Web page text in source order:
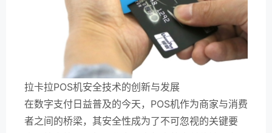
拉卡拉POS机安全技术的创新与发展
在数字支付日益普及的今天，POS机作为商家与消费
者之间的桥梁，其安全性成为了不可忽视的关键要